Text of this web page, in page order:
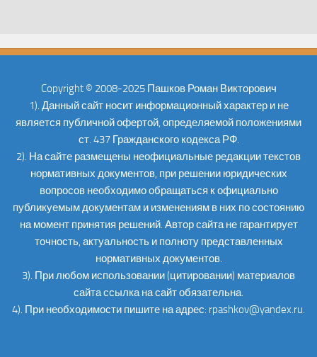
Copyright © 2008-2025 Пашков Роман Викторович
1). Данный сайт носит информационный характер и не
является публичной офертой, определяемой положениями
ст. 437 Гражданского кодекса РФ.
2). На сайте размещены неофициальные редакции текстов
нормативных документов, при решении юридических
вопросов необходимо обращаться к официально
публикуемым документам и изменениям в них по состоянию
на момент принятия решений. Автор сайта не гарантирует
точность, актуальность и полноту представленных
нормативных документов.
3). При любом использовании (цитировании) материалов
сайта ссылка на сайт обязательна.
4). При необходимости пишите на адрес: rpashkov@yandex.ru.